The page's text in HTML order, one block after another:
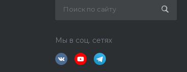
Мы в соц. сетях